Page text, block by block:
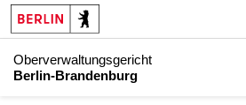
Oberverwaltungsgericht
Berlin-Brandenburg